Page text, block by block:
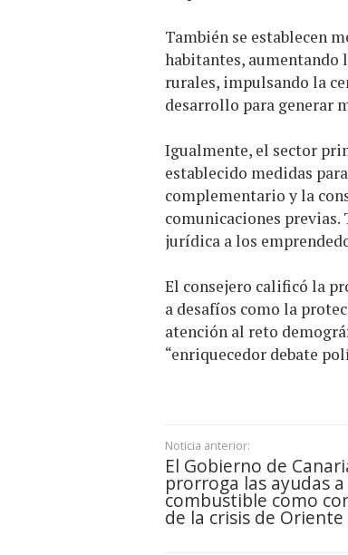
También se establecen
habitantes, aumentando
rurales, impulsando la
desarrollo para generar
Igualmente, el sector
establecido medidas
complementario y la
comunicaciones
jurídica a los
El consejero calificó la
a desafíos como la
atención al reto
“enriquecedor debate
Noticia anterior:
El Gobierno de
prorroga las ayudas a
combustible como
de la crisis de